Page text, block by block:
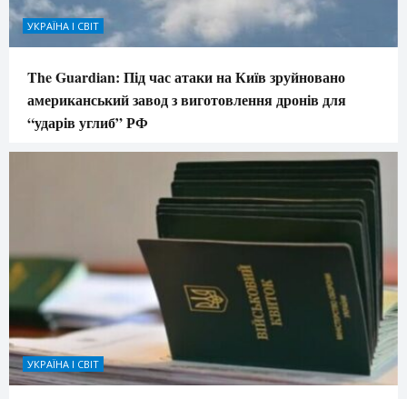
УКРАЇНА І СВІТ
The Guardian: Під час атаки на Київ зруйновано
американський завод з виготовлення дронів для
“ударів углиб” РФ
УКРАЇНА І СВІТ